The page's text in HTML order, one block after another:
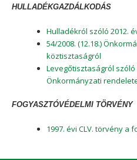
HULLADÉKGAZDÁLKODÁS
Hulladékról szóló 2012.
54/2008. (12.18.)
köztisztaságról
Levegőtisztaságról szóló
Önkormányzati
FOGYASZTÓVÉDELMI TÖRVÉNY
1997. évi CLV. törvény a